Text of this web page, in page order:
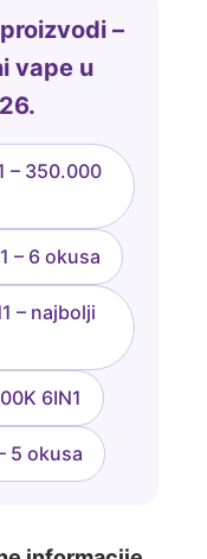
–
vape u
– 350.000
– 6 okusa
– najbolji
6IN1
5 okusa